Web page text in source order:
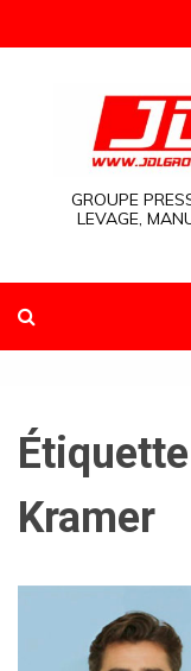
to
GROUPE
LEVAGE,
Kramer